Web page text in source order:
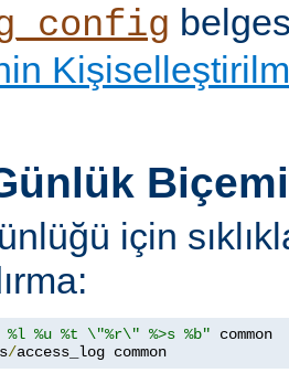
için
%l %u %t \"%r\" %>s %b"
/access_log common